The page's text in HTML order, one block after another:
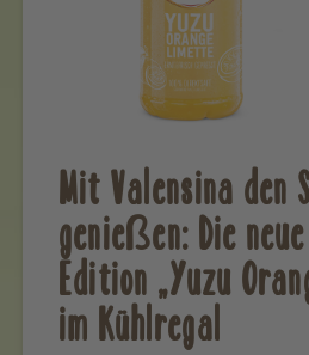
Mit Valensina den
genießen: Die
Edition „Yuzu
im Kühlregal